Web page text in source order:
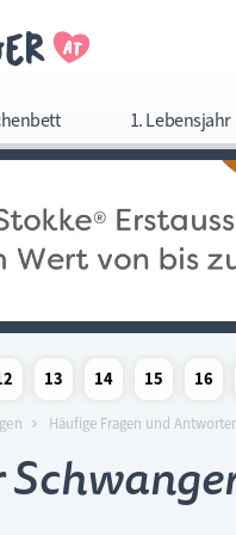
1. Lebensjahr
13
14
Schwangerschaftswoche
15
Schwangerschaftswoche
16
Häufige Fragen und